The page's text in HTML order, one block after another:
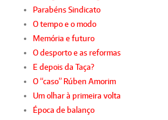
Parabéns Sindicato
O tempo e o modo
Memória e futuro
O desporto e as reformas
E depois da Taça?
O “caso” Rúben Amorim
Um olhar à primeira volta
Época de balanço